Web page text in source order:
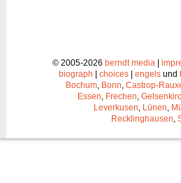
© 2005-2026 berndt media |
biograph | choices | engels und
Bochum Bonn Castrop-
Essen Frechen
Leverkusen Lünen
Recklinghausen